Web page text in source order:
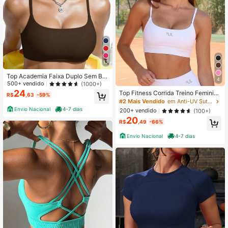
13
Top Academia Faixa Duplo Sem Boj
o Alça Fina Zero Transparência Mo
da Cores
500+ vendido (1000+)
R$24 ,63 -59%
Envio Nacional 4-7 dias
4
Top Fitness Corrida Treino Feminino
Zero Transparência com Forro e Ent
rada para Bojo – Alça Reforçada par
a Academia e Treino
#2 Mais Vendido
em Anti-UV Sutiãs esportivos femininos
200+ vendido
(100+)
R$20 ,49 -66%
Envio Nacional 4-7 dias